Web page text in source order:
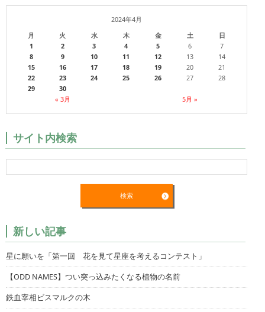
2024年4月
月
火 水 木 金 土 日
« 3月 5月 »
1 2 3 4 5 6
7
8
9 10 11 12 13
14
15
16 17 18 19 20
21
22
23 24 25 26 27
28
29
30
サイト内検索
新しい記事
星に願いを「第一回 花を見て星座を考えるコンテスト」
【ODD NAMES】つい突っ込みたくなる植物の名前
鉄血宰相ビスマルクの木